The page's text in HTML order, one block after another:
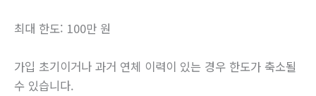
최대 한도: 100만 원
가입 초기이거나 과거 연체 이력이 있는 경우 한도가 축소될
수 있습니다.